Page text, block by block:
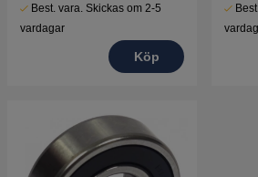
Best. vara. Skickas om 2-5
vardagar
Köp